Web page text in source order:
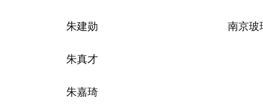
朱建勋 南京玻
朱真才
朱嘉琦